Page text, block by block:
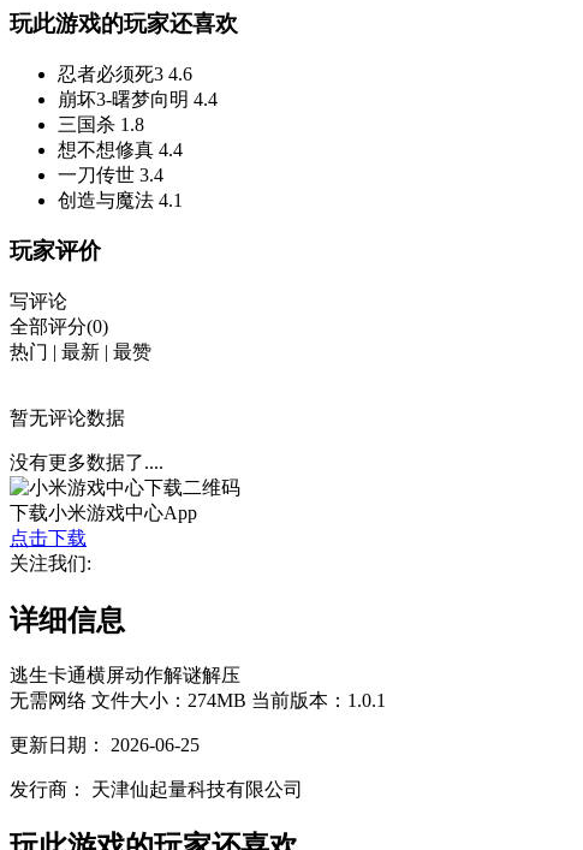
玩此游戏的玩家还喜欢
忍者必须死3 4.6
崩坏3-曙梦向明 4.4
三国杀 1.8
想不想修真 4.4
一刀传世 3.4
创造与魔法 4.1
玩家评价
写评论
全部评分(0)
热门 | 最新 | 最赞
暂无评论数据
没有更多数据了....
下载小米游戏中心App
点击下载
关注我们:
详细信息
逃生卡通横屏动作解谜解压
无需网络 文件大小：274MB 当前版本：1.0.1
更新日期： 2026-06-25
发行商： 天津仙起量科技有限公司